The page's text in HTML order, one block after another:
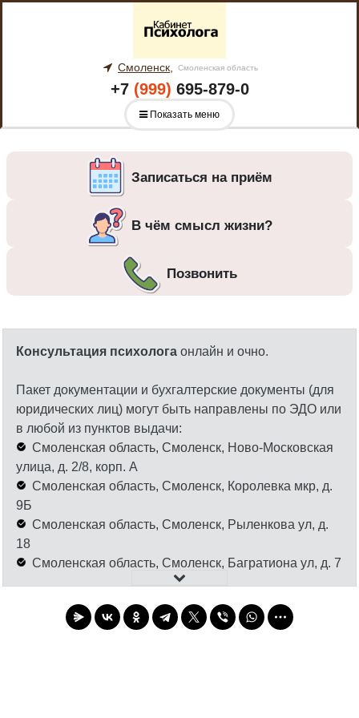
Смоленск, Смоленская область
+7 (999) 695-879-0
Показать меню
Записаться на приём
В чём смысл жизни?
Позвонить
Консультация психолога онлайн и очно.
Пакет документации и бухгалтерские документы (для
юридических лиц) могут быть направлены по ЭДО или
в любой из пунктов выдачи:
Смоленская область, Смоленск, Ново-Московская
улица, д. 2/8, корп. А
Смоленская область, Смоленск, Королевка мкр, д.
9Б
Смоленская область, Смоленск, Рыленкова ул, д.
18
Смоленская область, Смоленск, Багратиона ул, д. 7